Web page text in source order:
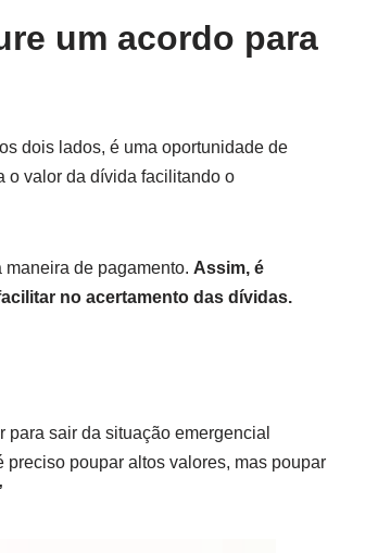
um acordo para
dois lados, é uma oportunidade de
o valor da dívida facilitando o
de pagamento. Assim, é
no acertamento das dívidas.
sair da situação emergencial
poupar altos valores, mas poupar